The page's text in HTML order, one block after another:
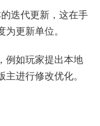
迭代更新，这在手
更新单位。
例如玩家提出本地
进行修改优化。